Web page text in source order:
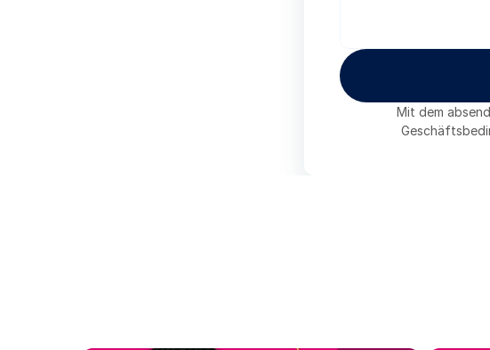
Mit dem